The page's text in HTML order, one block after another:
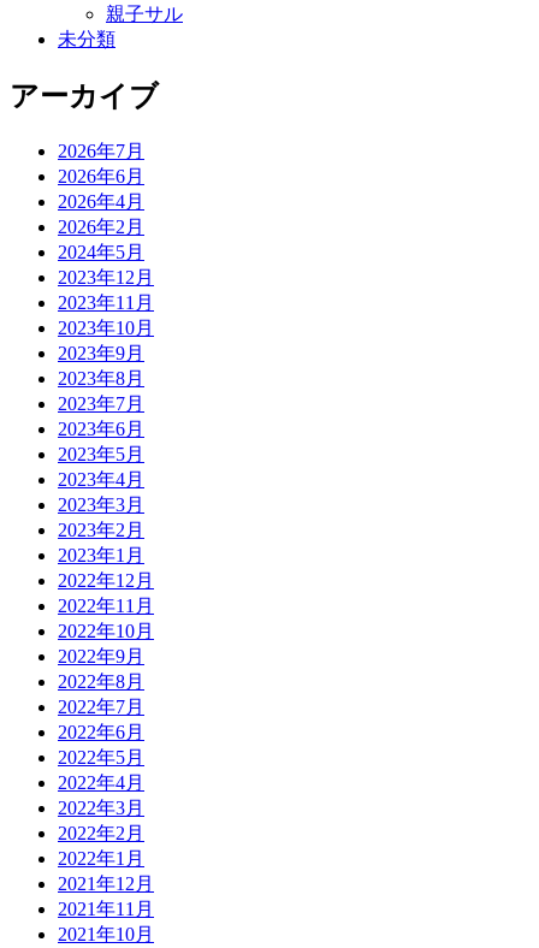
親子サル
未分類
アーカイブ
2026年7月
2026年6月
2026年4月
2026年2月
2024年5月
2023年12月
2023年11月
2023年10月
2023年9月
2023年8月
2023年7月
2023年6月
2023年5月
2023年4月
2023年3月
2023年2月
2023年1月
2022年12月
2022年11月
2022年10月
2022年9月
2022年8月
2022年7月
2022年6月
2022年5月
2022年4月
2022年3月
2022年2月
2022年1月
2021年12月
2021年11月
2021年10月